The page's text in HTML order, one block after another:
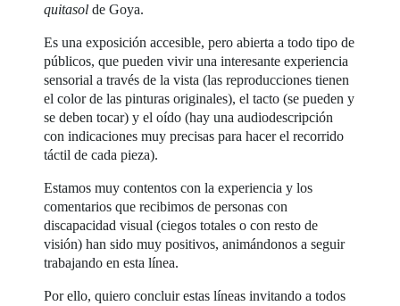
quitasolde Goya.
Es una exposición accesible, pero abierta a todo tipo de
públicos, que pueden vivir una interesante experiencia
sensorial a través de la vista (las reproducciones tienen
el color de las pinturas originales), el tacto (se pueden y
se deben tocar) y el oído (hay una audiodescripción
con indicaciones muy precisas para hacer el recorrido
táctil de cada pieza).
Estamos muy contentos con la experiencia y los
comentarios que recibimos de personas con
discapacidad visual (ciegos totales o con resto de
visión) han sido muy positivos, animándonos a seguir
trabajando en esta línea.
Por ello, quiero concluir estas líneas invitando a todos